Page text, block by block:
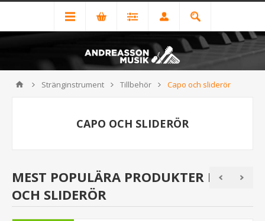
Stränginstrument Tillbehör Capo och sliderör
CAPO OCH SLIDERÖR
MEST POPULÄRA PRODUKTER I CAPO
OCH SLIDERÖR